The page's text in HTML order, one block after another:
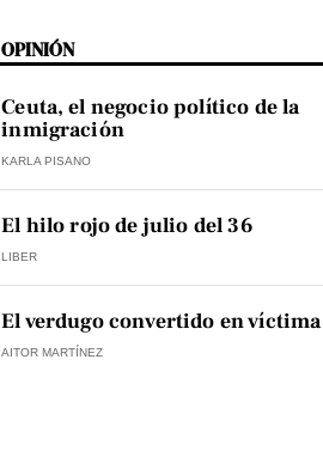
OPINIÓN
Ceuta, el negocio político de la
inmigración
KARLA PISANO
El hilo rojo de julio del 36
LIBER
El verdugo convertido en víctima
AITOR MARTÍNEZ